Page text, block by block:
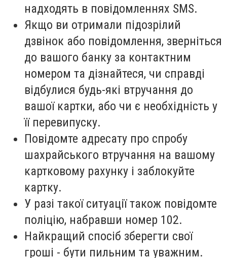
надходять в повідомленнях SMS.
Якщо ви отримали підозрілий
дзвінок або повідомлення, зверніться
до вашого банку за контактним
номером та дізнайтеся, чи справді
відбулися будь-які втручання до
вашої картки, або чи є необхідність у
її перевипуску.
Повідомте адресату про спробу
шахрайського втручання на вашому
картковому рахунку і заблокуйте
картку.
У разі такої ситуації також повідомте
поліцію, набравши номер 102.
Найкращий спосіб зберегти свої
гроші - бути пильним та уважним.